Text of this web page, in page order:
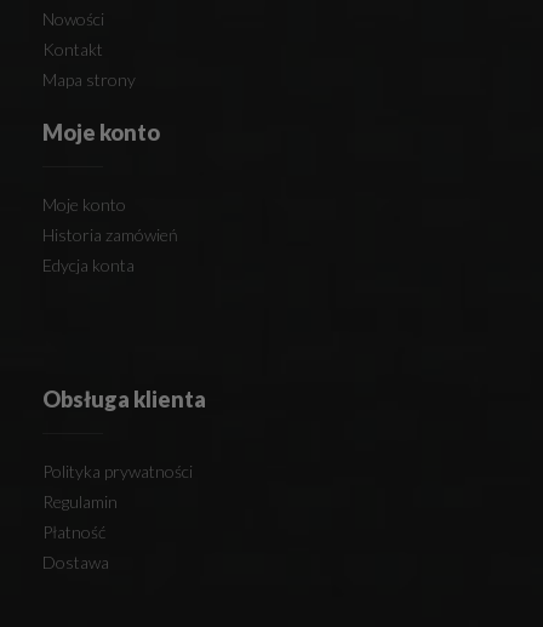
Nowości
Kontakt
Mapa strony
Moje konto
Moje konto
Historia zamówień
Edycja konta
Obsługa klienta
Polityka prywatności
Regulamin
Płatność
Dostawa